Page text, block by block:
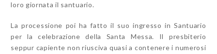
loro giornata il santuario.
La processione poi ha fatto il suo ingresso in Santuario
per la celebrazione della Santa Messa. Il presbiterio
seppur capiente non riusciva quasi a contenere i numerosi